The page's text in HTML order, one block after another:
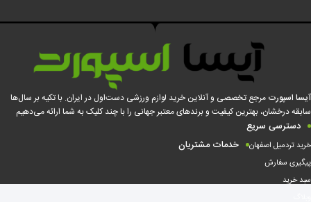
آیسا اسپورت مرجع تخصصی و آنلاین خرید لوازم ورزشی دست‌اول در ایران. با تکیه بر سال‌ها
سابقه درخشان، بهترین کیفیت و برندهای معتبر جهانی را با چند کلیک به شما ارائه می‌دهیم
دسترسی سریع
خرید تردمیل اصفهان
پیگیری سفارش
سبد خرید
خدمات مشتریان